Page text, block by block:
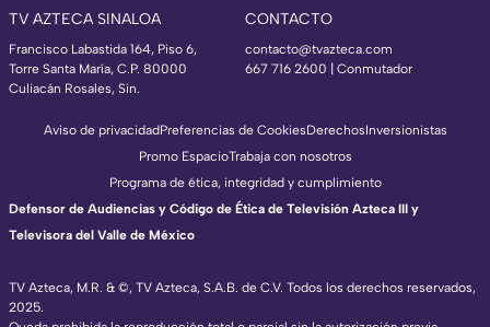
TV AZTECA SINALOA
Francisco Labastida 164, Piso 6,
Torre Santa María, C.P. 80000
Culiacán Rosales, Sin.
CONTACTO
contacto@tvazteca.com
667 716 2600 | Conmutador
TV Azteca, M.R. & ©, TV Azteca, S.A.B. de C.V. Todos los derechos reservados,
2025.
Aviso de privacidadPreferencias de CookiesDerechosInversionistas
Promo EspacioTrabaja con nosotros
Programa de ética, integridad y cumplimiento
Defensor de Audiencias y Código de Ética de Televisión Azteca III y
Televisora del Valle de México